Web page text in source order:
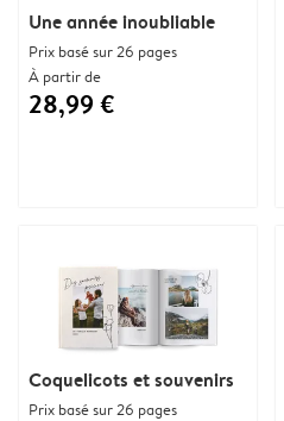
Une année inoubliable
Prix basé sur 26 pages
À partir de
28,99 €
Coquelicots et souvenirs
Prix basé sur 26 pages